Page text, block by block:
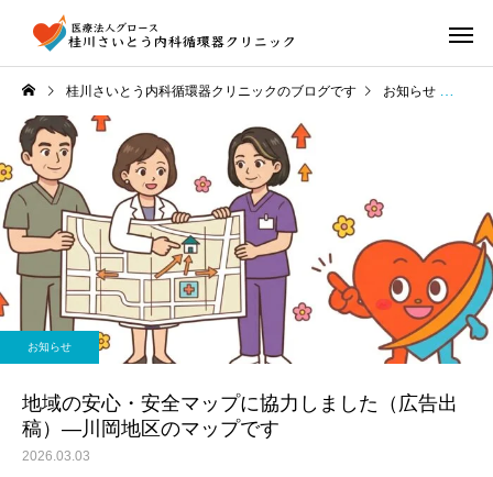
桂川さいとう内科循環器クリニックのブログです お知らせ
お知らせ
地域の安心・安全マップに協力しました（広告出
稿）―川岡地区のマップです
2026.03.03